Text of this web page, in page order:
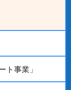
ト事業」